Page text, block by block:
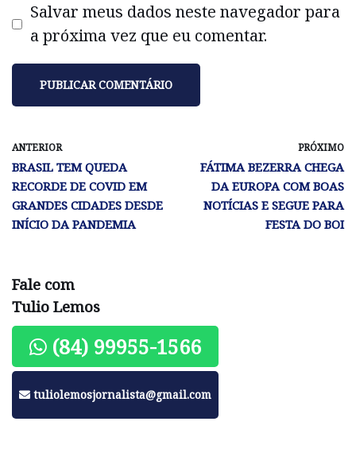
Salvar meus dados neste navegador para
a próxima vez que eu comentar.
ANTERIOR
BRASIL TEM QUEDA
RECORDE DE COVID EM
GRANDES CIDADES DESDE
INÍCIO DA PANDEMIA
PRÓXIMO
FÁTIMA BEZERRA CHEGA
DA EUROPA COM BOAS
NOTÍCIAS E SEGUE PARA
FESTA DO BOI
Fale com
Tulio Lemos
(84) 99955-1566
tuliolemosjornalista@gmail.com